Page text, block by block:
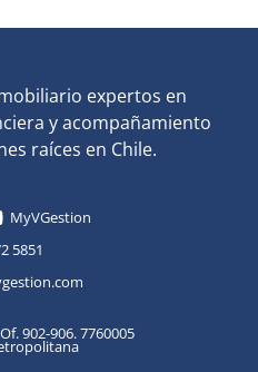
expertos en
y acompañamiento
raíces en Chile.
MyVGestion
5851
902-906. 7760005